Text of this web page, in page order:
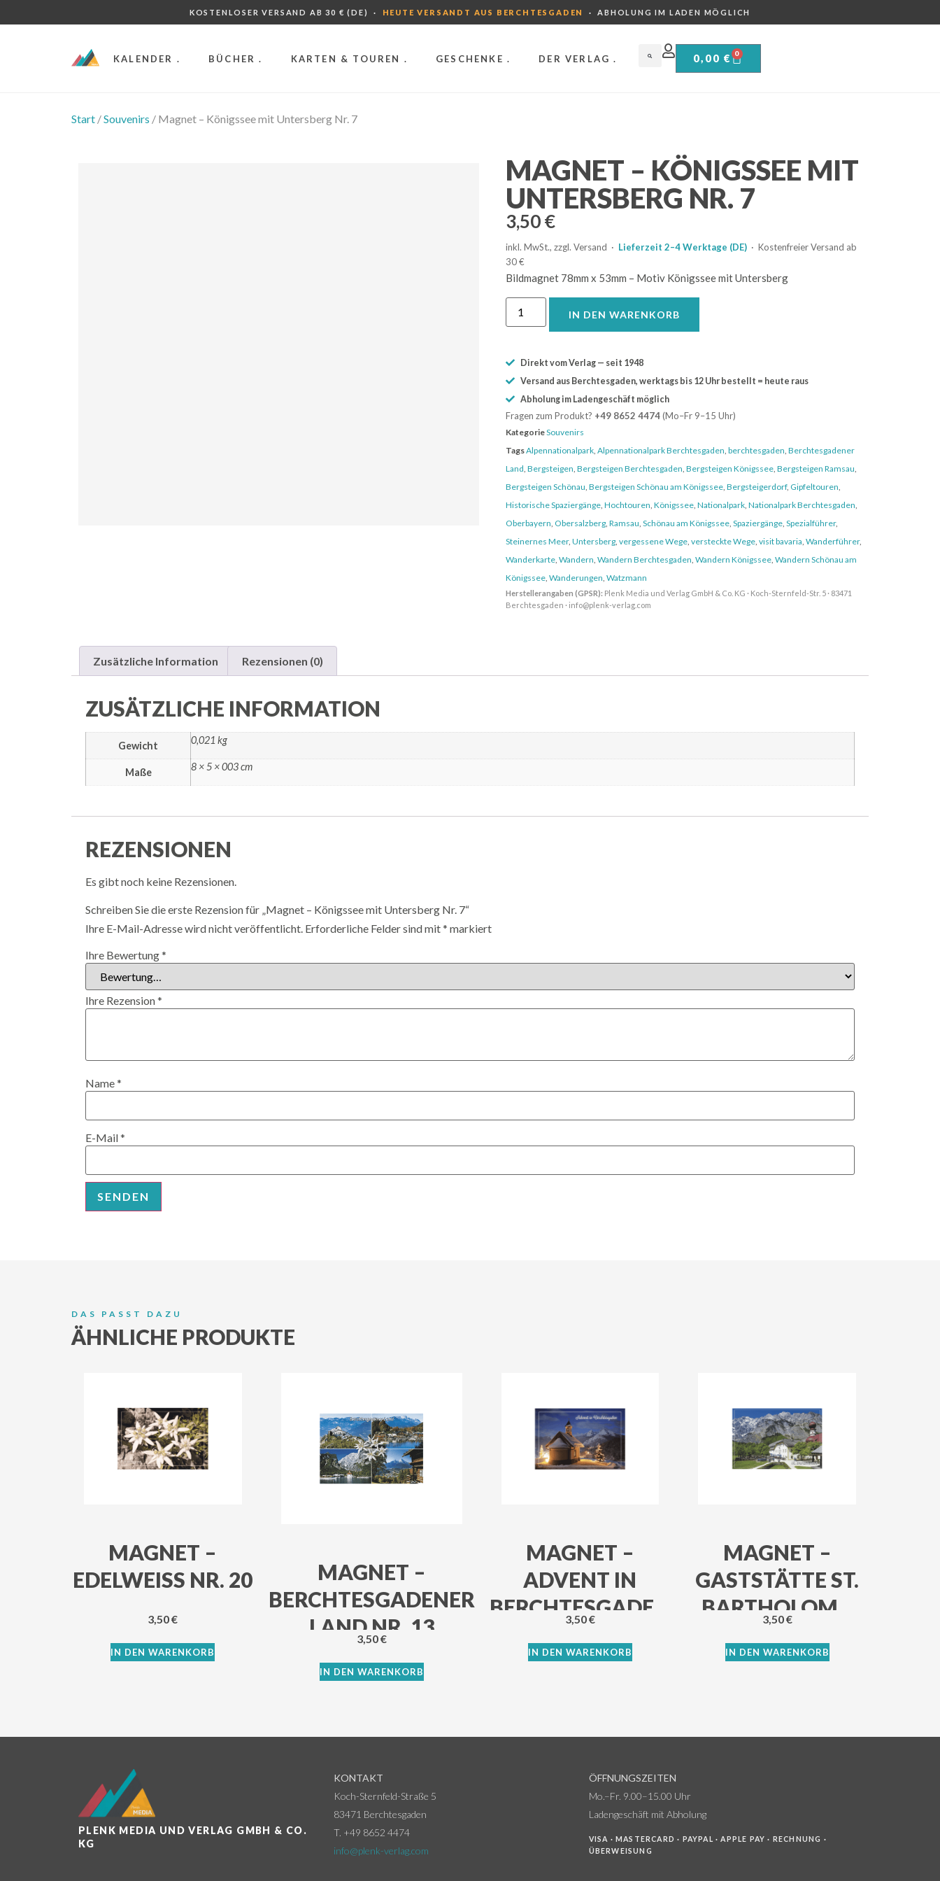
KOSTENLOSER VERSAND AB 30 € (DE) · HEUTE VERSANDT AUS BERCHTESGADEN · ABHOLUNG IM LADEN MÖGLICH
KALENDER . BÜCHER . KARTEN & TOUREN . GESCHENKE . DER VERLAG . 0,00 € 0
Start /Souvenirs / Magnet – Königssee mit Untersberg Nr. 7
MAGNET – KÖNIGSSEE MIT
UNTERSBERG NR. 7
3,50€
inkl. MwSt., zzgl. Versand · Lieferzeit 2–4 Werktage (DE)· Kostenfreier Versand ab
30 €
Bildmagnet 78mm x 53mm – Motiv Königssee mit Untersberg
IN DEN WARENKORB
Direkt vom Verlag — seit 1948
Versand aus Berchtesgaden, werktags bis 12 Uhr bestellt = heute raus
Abholung im Ladengeschäft möglich
Fragen zum Produkt? +49 8652 4474(Mo–Fr 9–15 Uhr)
KategorieSouvenirs
TagsAlpennationalpark, Alpennationalpark Berchtesgaden berchtesgaden Berchtesgadener
Land Bergsteigen Bergsteigen Berchtesgaden Bergsteigen Königssee, Bergsteigen Ramsau
Bergsteigen Schönau Bergsteigen Schönau am Königssee, Bergsteigerdorf, Gipfeltouren
Historische Spaziergänge, Hochtouren Königssee, Nationalpark, Nationalpark Berchtesgaden
Oberbayern Obersalzberg, Ramsau Schönau am Königssee, Spaziergänge, Spezialführer,
Steinernes Meer, Untersberg, vergessene Wege, versteckte Wege, visit bavaria Wanderführer,
Wanderkarte, Wandern Wandern Berchtesgaden Wandern Königssee, Wandern Schönau am
Königssee, Wanderungen Watzmann
Herstellerangaben (GPSR): Plenk Media und Verlag GmbH & Co. KG · Koch-Sternfeld-Str. 5 · 83471
Berchtesgaden · info@plenk-verlag.com
Zusätzliche Information Rezensionen (0)
ZUSÄTZLICHE INFORMATION
Gewicht 0,021 kg
Maße 8 × 5 × 003 cm
REZENSIONEN
Es gibt noch keine Rezensionen.
Schreiben Sie die erste Rezension für „Magnet – Königssee mit Untersberg Nr. 7“
Ihre E-Mail-Adresse wird nicht veröffentlicht. Erforderliche Felder sind mit* markiert
Ihre Bewertung*
Ihre Rezension*
Name*
E-Mail*
DAS PASST DAZU
ÄHNLICHE PRODUKTE
MAGNET –
EDELWEISS NR. 20
3,50€
IN DEN WARENKORB
MAGNET –
BERCHTESGADENER
LAND NR. 13
3,50€
IN DEN WARENKORB
MAGNET –
ADVENT IN
BERCHTESGADEN
3,50€
IN DEN WARENKORB
MAGNET –
GASTSTÄTTE ST.
BARTHOLOMÄ
3,50€
IN DEN WARENKORB
PLENK MEDIA UND VERLAG GMBH & CO.
KG
KONTAKT
Koch-Sternfeld-Straße 5
83471 Berchtesgaden
T. +49 8652 4474
info@plenk-verlag.com
ÖFFNUNGSZEITEN
Mo.–Fr. 9.00–15.00 Uhr
Ladengeschäft mit Abholung
VISA · MASTERCARD · PAYPAL · APPLE PAY · RECHNUNG ·
ÜBERWEISUNG